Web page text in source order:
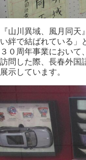
『山川異域、風月同
い絆で結ばれている」
３０周年事業において
訪問した際、長春外国
展示しています。